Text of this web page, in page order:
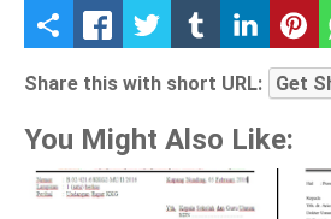
S
h
r
Share this with short URL: Get
You Might Also Like: